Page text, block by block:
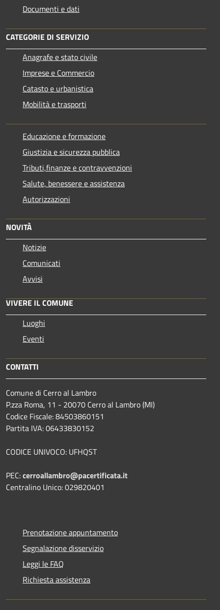
Documenti e dati
CATEGORIE DI SERVIZIO
Anagrafe e stato civile
Imprese e Commercio
Catasto e urbanistica
Mobilità e trasporti
Educazione e formazione
Giustizia e sicurezza pubblica
Tributi,finanze e contravvenzioni
Salute, benessere e assistenza
Autorizzazioni
NOVITÀ
Notizie
Comunicati
Avvisi
VIVERE IL COMUNE
Luoghi
Eventi
CONTATTI
Comune di Cerro al Lambro
P.zza Roma, 11 - 20070 Cerro al Lambro (MI)
Codice Fiscale: 84503860151
Partita IVA: 06433830152
CODICE UNIVOCO: UFHQST
PEC:cerroallambro@pacertificata.it
Centralino Unico: 029820401
Prenotazione appuntamento
Segnalazione disservizio
Leggi le FAQ
Richiesta assistenza